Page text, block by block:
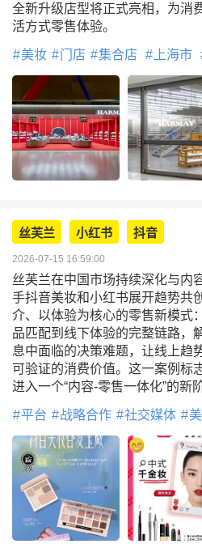
全新升级店型将正式亮相，为消
活方式零售体验。
美妆 门店 集合店 上海市
丝芙兰 小红书 抖音
2026-07-15 16:59:00
丝芙兰在中国市场持续深化与内
手抖音美妆和小红书展开趋势共
介、以体验为核心的零售新模式
品匹配到线下体验的完整链路，
息中面临的决策难题，让线上趋
可验证的消费价值。这一案例标
进入一个“内容-零售一体化”的新
平台 战略合作 社交媒体